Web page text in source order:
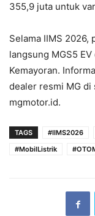
355,9 juta untuk
Selama IIMS 2026,
langsung MGS5
Kemayoran.
dealer resmi MG
mgmotor.id.
TAGS #IIMS2026
#MobilListrik